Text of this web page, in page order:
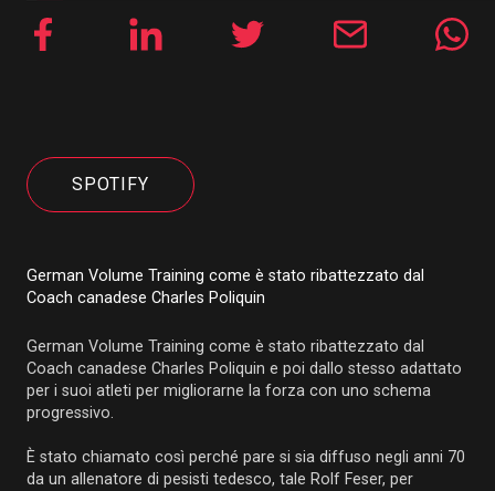
SPOTIFY
German Volume Training come è stato ribattezzato dal
Coach canadese Charles Poliquin
German Volume Training come è stato ribattezzato dal
Coach canadese Charles Poliquin e poi dallo stesso adattato
per i suoi atleti per migliorarne la forza con uno schema
progressivo.
È stato chiamato così perché pare si sia diffuso negli anni 70
da un allenatore di pesisti tedesco, tale Rolf Feser, per